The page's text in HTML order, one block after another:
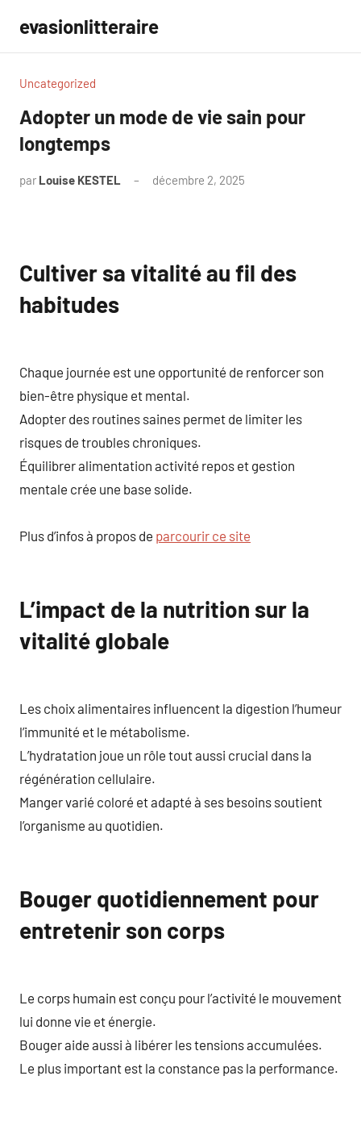
contenu
evasionlitteraire
Uncategorized
Adopter un mode de vie sain pour
longtemps
par Louise KESTEL décembre 2, 2025
Cultiver sa vitalité au fil des
habitudes
Chaque journée est une opportunité de renforcer son
bien-être physique et mental.
Adopter des routines saines permet de limiter les
risques de troubles chroniques.
Équilibrer alimentation activité repos et gestion
mentale crée une base solide.
Plus d’infos à propos de parcourir ce site
L’impact de la nutrition sur la
vitalité globale
Les choix alimentaires influencent la digestion l’humeur
l’immunité et le métabolisme.
L’hydratation joue un rôle tout aussi crucial dans la
régénération cellulaire.
Manger varié coloré et adapté à ses besoins soutient
l’organisme au quotidien.
Bouger quotidiennement pour
entretenir son corps
Le corps humain est conçu pour l’activité le mouvement
lui donne vie et énergie.
Bouger aide aussi à libérer les tensions accumulées.
Le plus important est la constance pas la performance.